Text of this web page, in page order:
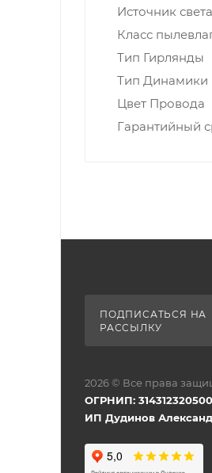
Источник света
Класс
Тип Гирлянды
Тип Динамики
Цвет Провода
Гарантийный
ПОДПИСАТЬСЯ НА
РАССЫЛКУ
2026 © Все права
ОГРНИП:
ИП Дудинов